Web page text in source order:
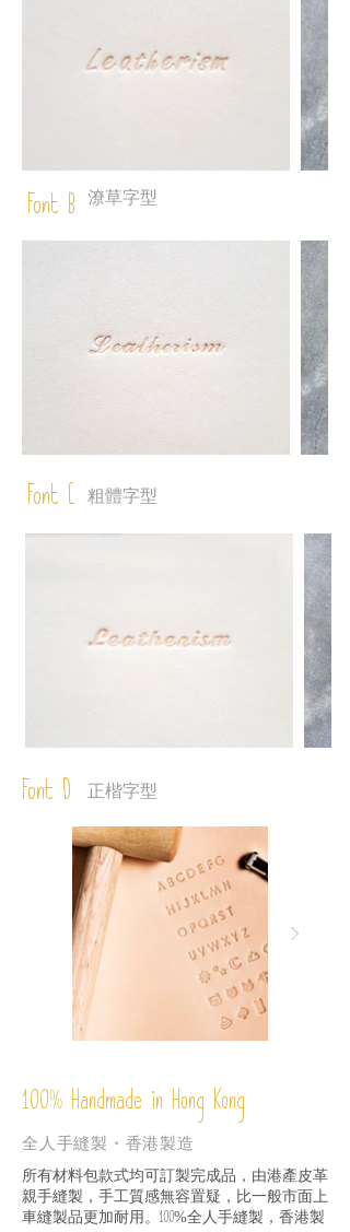
Font B 潦草字型
Font C 粗體字型
Font D 正楷字型
100% Handmade in Hong Kong
全人手縫製・香港製造
所有材料包款式均可訂製完成品，由港產皮革
親手縫製，手工質感無容置疑，比一般市面上
車縫製品更加耐用。 100%全人手縫製，香港製